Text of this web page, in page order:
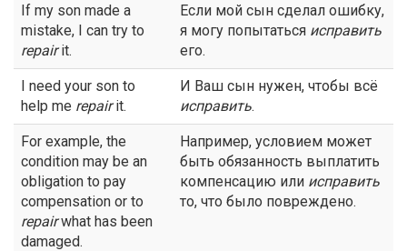
If my son made a
mistake, I can try to
repairit.
Если мой сын сделал ошибку,
я могу попытаться исправить
его.
I need your son to
help me repairit.
И Ваш сын нужен, чтобы всё
исправить.
For example, the
condition may be an
obligation to pay
compensation or to
repairwhat has been
damaged.
Например, условием может
быть обязанность выплатить
компенсацию или исправить
то, что было повреждено.